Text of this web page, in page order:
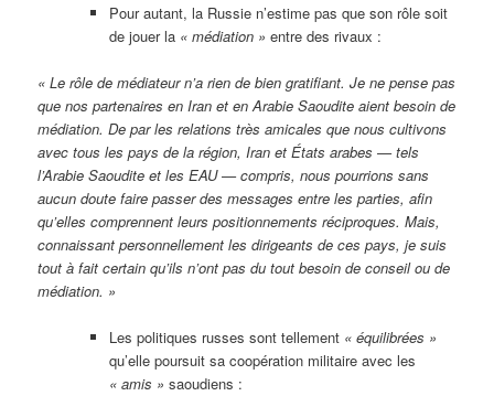
Pour autant, la Russie n’estime pas que son rôle soit
de jouer la « médiation » entre des rivaux :
« Le rôle de médiateur n’a rien de bien gratifiant. Je ne pense pas
que nos partenaires en Iran et en Arabie Saoudite aient besoin de
médiation. De par les relations très amicales que nous cultivons
avec tous les pays de la région, Iran et États arabes — tels
l’Arabie Saoudite et les EAU — compris, nous pourrions sans
aucun doute faire passer des messages entre les parties, afin
qu’elles comprennent leurs positionnements réciproques. Mais,
connaissant personnellement les dirigeants de ces pays, je suis
tout à fait certain qu’ils n’ont pas du tout besoin de conseil ou de
médiation. »
Les politiques russes sont tellement « équilibrées »
qu’elle poursuit sa coopération militaire avec les
« amis » saoudiens :